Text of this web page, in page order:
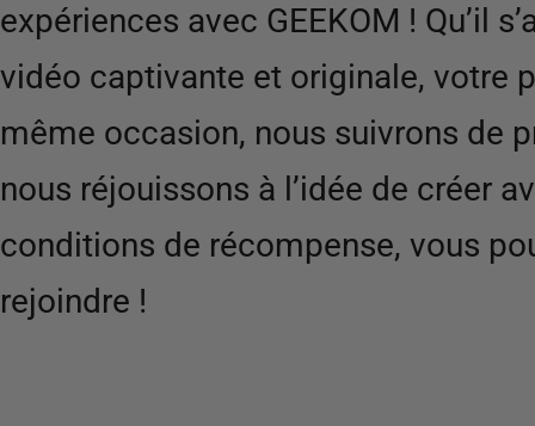
expériences avec GEEKOM ! Qu’il
vidéo captivante et originale, votre
même occasion, nous suivrons de
nous réjouissons à l’idée de créer
conditions de récompense, vous
rejoindre !